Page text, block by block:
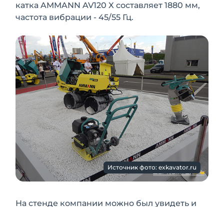
катка AMMANN AV120 X составляет 1880 мм,
частота вибрации - 45/55 Гц.
Источник фото: exkavator.ru
На стенде компании можно был увидеть и